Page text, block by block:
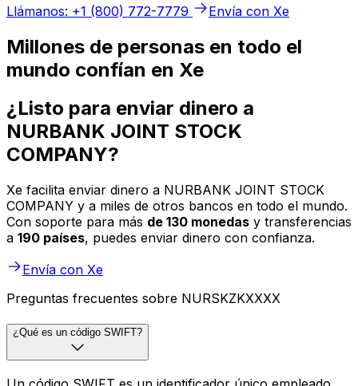
Llámanos: +1 (800) 772-7779
Envía con Xe
Millones de personas en todo el
mundo confían en Xe
¿Listo para enviar dinero a
NURBANK JOINT STOCK
COMPANY?
Xe facilita enviar dinero a NURBANK JOINT STOCK
COMPANY y a miles de otros bancos en todo el mundo.
Con soporte para más de 130 monedas y transferencias
a 190 países, puedes enviar dinero con confianza.
Envía con Xe
Preguntas frecuentes sobre NURSKZKXXXX
¿Qué es un código SWIFT?